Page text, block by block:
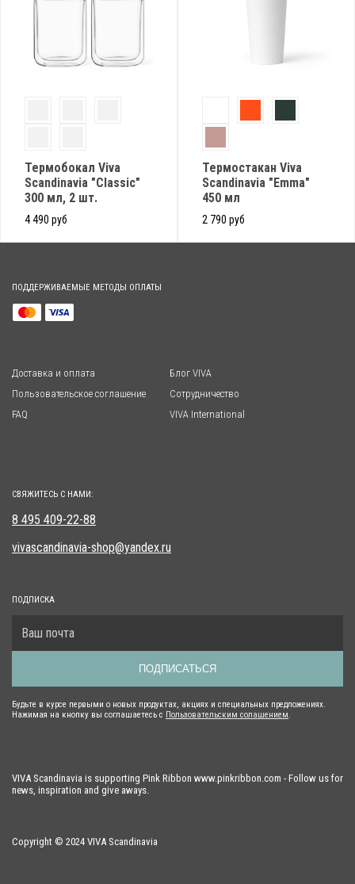
Термобокал Viva
Scandinavia "Classic"
300 мл, 2 шт.
4 490 руб
Термостакан Viva
Scandinavia "Emma"
450 мл
2 790 руб
VIVA Scandinavia is supporting Pink Ribbon www.pinkribbon.com - Follow us for
news, inspiration and give aways.
Copyright © 2024 VIVA Scandinavia
ПОДДЕРЖИВАЕМЫЕ МЕТОДЫ ОПЛАТЫ
Доставка и оплата
Пользовательское соглашение
FAQ
Блог VIVA
Сотрудничество
VIVA International
СВЯЖИТЕСЬ С НАМИ:
8 495 409-22-88
vivascandinavia-shop@yandex.ru
ПОДПИСКА
ПОДПИСАТЬСЯ
Будьте в курсе первыми о новых продуктах, акциях и специальных предложениях.
Нажимая на кнопку вы соглашаетесь с Пользовательским солашением.